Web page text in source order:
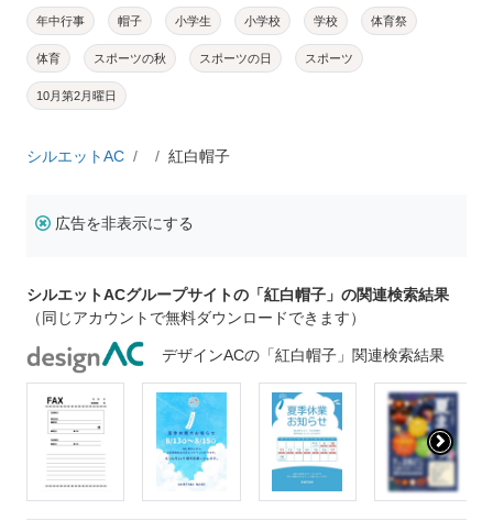
年中行事 帽子 小学生 小学校 学校 体育祭
体育 スポーツの秋 スポーツの日 スポーツ
10月第2月曜日
シルエットAC 紅白帽子
広告を非表示にする
シルエットACグループサイトの「紅白帽子」の関連検索結果
（同じアカウントで無料ダウンロードできます）
デザインACの「紅白帽子」関連検索結果